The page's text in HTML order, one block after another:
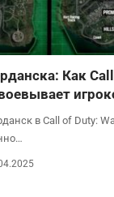
Как
в Call of Duty: